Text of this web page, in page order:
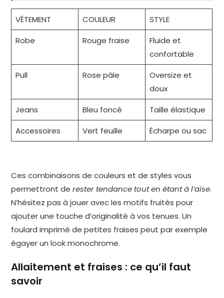
VÊTEMENT COULEUR
STYLE
Robe
Rouge fraise
Fluide et
confortable
Pull
Rose pâle
Oversize et
doux
Jeans
Bleu foncé
Taille élastique
Accessoires
Vert feuille Écharpe ou sac
Ces combinaisons de couleurs et de styles vous
permettront derester tendance tout en étant à l’aise.
N’hésitez pas à jouer avec les motifs fruités pour
ajouter une touche d’originalité à vos tenues. Un
foulard imprimé de petites fraises peut par exemple
égayer un look monochrome.
Allaitement et fraises : ce qu’il faut
savoir